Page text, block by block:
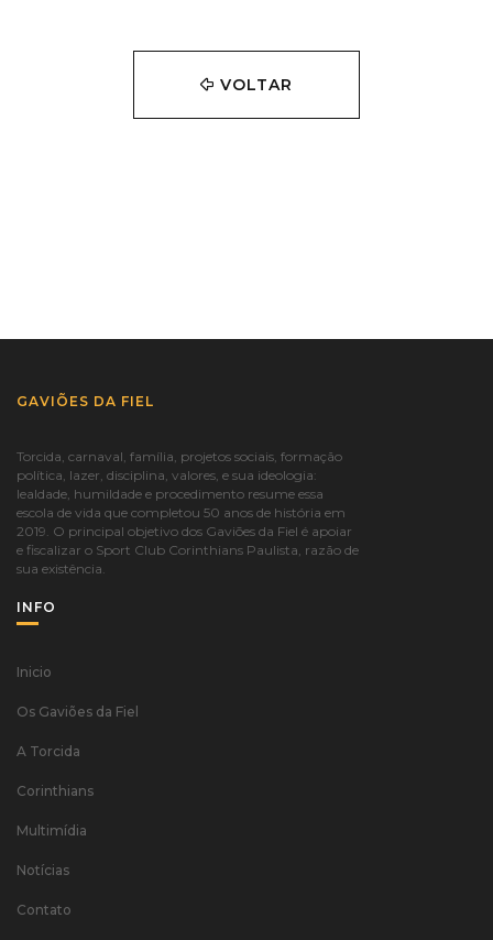
VOLTAR
GAVIÕES DA FIEL
Torcida, carnaval, família, projetos sociais, formação
política, lazer, disciplina, valores, e sua ideologia:
lealdade, humildade e procedimento resume essa
escola de vida que completou 50 anos de história em
2019. O principal objetivo dos Gaviões da Fiel é apoiar
e fiscalizar o Sport Club Corinthians Paulista, razão de
sua existência.
INFO
Inicio
Os Gaviões da Fiel
A Torcida
Corinthians
Multimídia
Notícias
Contato